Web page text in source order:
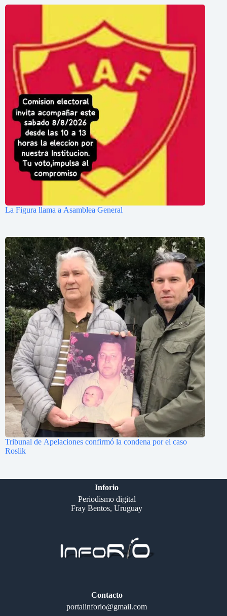
La Figura llama a Asamblea General
Tribunal de Apelaciones confirmó la condena por el caso
Roslik
Inforio
Periodismo digital
Fray Bentos, Uruguay
Contacto
portalinforio@gmail.com